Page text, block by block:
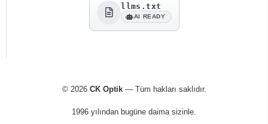
llms.txt
AI READY
© 2026 CK Optik— Tüm hakları saklıdır.
1996 yılından bugüne daima sizinle.